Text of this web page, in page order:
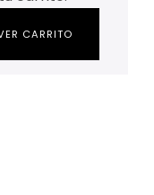
CARRITO